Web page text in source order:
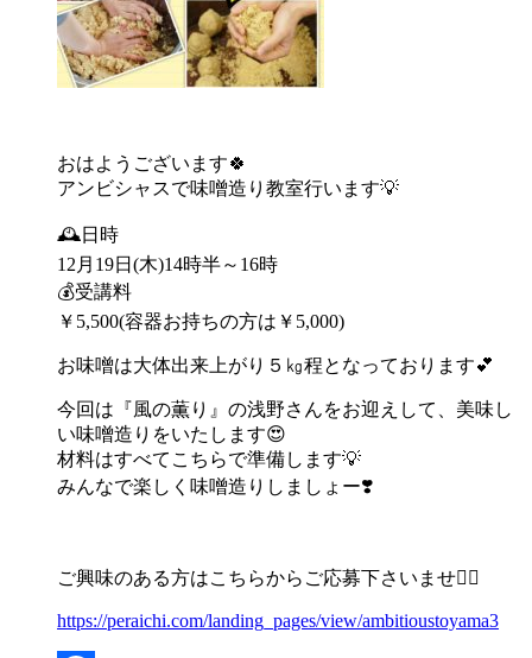
おはようございます🍀
アンビシャスで味噌造り教室行います💡
🕰日時
12月19日(木)14時半～16時
💰受講料
￥5,500(容器お持ちの方は￥5,000)
お味噌は大体出来上がり５㎏程となっております💕
今回は『風の薫り』の浅野さんをお迎えして、美味し
い味噌造りをいたします😍
材料はすべてこちらで準備します💡
みんなで楽しく味噌造りしましょー❣️
ご興味のある方はこちらからご応募下さいませ👇🏻
https://peraichi.com/landing_pages/view/ambitioustoyama3